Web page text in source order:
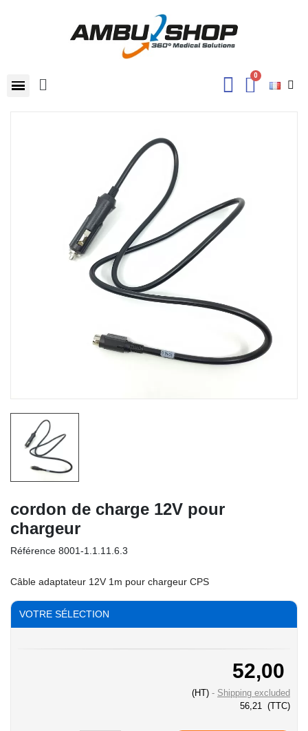
cordon de charge 12V pour
chargeur
Référence 8001-1.1.11.6.3
Câble adaptateur 12V 1m pour chargeur CPS
VOTRE SÉLECTION
52,00
(HT)
Shipping excluded
56,21 (TTC)